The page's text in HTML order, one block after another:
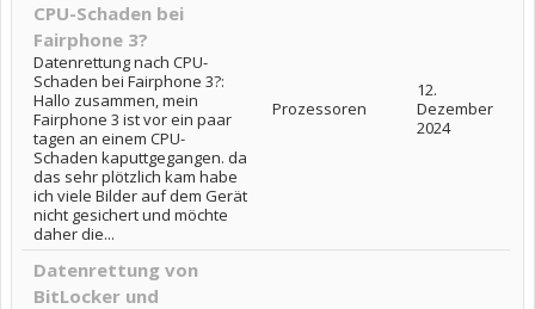
CPU-Schaden bei
Fairphone 3?
Datenrettung nach CPU-
Schaden bei Fairphone 3?:
Hallo zusammen, mein
Fairphone 3 ist vor ein paar
tagen an einem CPU-
Schaden kaputtgegangen. da
das sehr plötzlich kam habe
ich viele Bilder auf dem Gerät
nicht gesichert und möchte
daher die...
Prozessoren
12.
Dezember
2024
Datenrettung von
BitLocker und